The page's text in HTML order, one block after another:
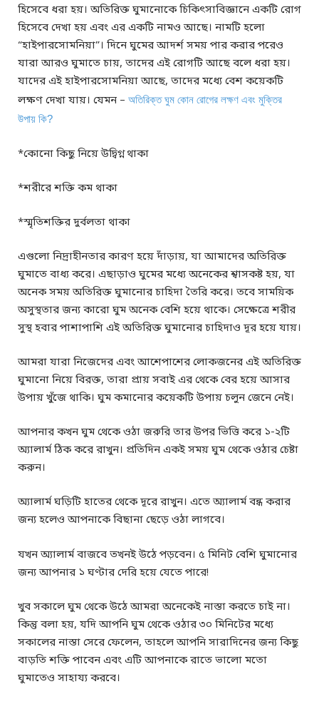
হিসেবে ধরা হয়। অতিরিক্ত ঘুমানোকে চিকিৎসাবিজ্ঞানে একটি রোগ
হিসেবে দেখা হয় এবং এর একটি নামও আছে। নামটি হলো
“হাইপারসোমনিয়া”। দিনে ঘুমের আদর্শ সময় পার করার পরেও
যারা আরও ঘুমাতে চায়, তাদের এই রোগটি আছে বলে ধরা হয়।
যাদের এই হাইপারসোমনিয়া আছে, তাদের মধ্যে বেশ কয়েকটি
লক্ষণ দেখা যায়। যেমন – অতিরিক্ত ঘুম কোন রোগের লক্ষণ এবং মুক্তির
উপায় কি?
*কোনো কিছু নিয়ে উদ্বিগ্ন থাকা
*শরীরে শক্তি কম থাকা
*স্মৃতিশক্তির দুর্বলতা থাকা
এগুলো নিদ্রাহীনতার কারণ হয়ে দাঁড়ায়, যা আমাদের অতিরিক্ত
ঘুমাতে বাধ্য করে। এছাড়াও ঘুমের মধ্যে অনেকের শ্বাসকষ্ট হয়, যা
অনেক সময় অতিরিক্ত ঘুমানোর চাহিদা তৈরি করে। তবে সাময়িক
অসুস্থতার জন্য কারো ঘুম অনেক বেশি হয়ে থাকে। সেক্ষেত্রে শরীর
সুস্থ হবার পাশাপাশি এই অতিরিক্ত ঘুমানোর চাহিদাও দূর হয়ে যায়।
আমরা যারা নিজেদের এবং আশেপাশের লোকজনের এই অতিরিক্ত
ঘুমানো নিয়ে বিরক্ত, তারা প্রায় সবাই এর থেকে বের হয়ে আসার
উপায় খুঁজে থাকি। ঘুম কমানোর কয়েকটি উপায় চলুন জেনে নেই।
আপনার কখন ঘুম থেকে ওঠা জরুরি তার উপর ভিত্তি করে ১-২টি
অ্যালার্ম ঠিক করে রাখুন। প্রতিদিন একই সময় ঘুম থেকে ওঠার চেষ্টা
করুন।
অ্যালার্ম ঘড়িটি হাতের থেকে দূরে রাখুন। এতে অ্যালার্ম বন্ধ করার
জন্য হলেও আপনাকে বিছানা ছেড়ে ওঠা লাগবে।
যখন অ্যালার্ম বাজবে তখনই উঠে পড়বেন। ৫ মিনিট বেশি ঘুমানোর
জন্য আপনার ১ ঘণ্টার দেরি হয়ে যেতে পারে!
খুব সকালে ঘুম থেকে উঠে আমরা অনেকেই নাস্তা করতে চাই না।
কিন্তু বলা হয়, যদি আপনি ঘুম থেকে ওঠার ৩০ মিনিটের মধ্যে
সকালের নাস্তা সেরে ফেলেন, তাহলে আপনি সারাদিনের জন্য কিছু
বাড়তি শক্তি পাবেন এবং এটি আপনাকে রাতে ভালো মতো
ঘুমাতেও সাহায্য করবে।